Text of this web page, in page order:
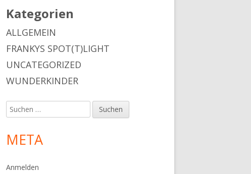
(Teil 3) – Das Chaoskonzert"
Kategorien
ALLGEMEIN
FRANKYS SPOT(T)LIGHT
UNCATEGORIZED
WUNDERKINDER
Suchen
nach:
META
Anmelden